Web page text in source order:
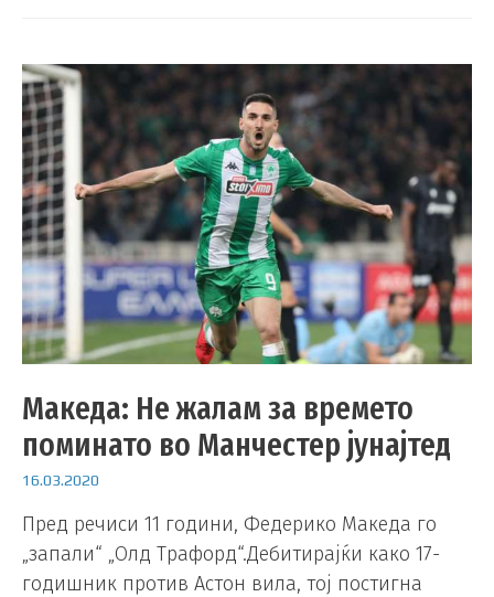
Македа: Не жалам за времето
поминато во Манчестер јунајтед
16.03.2020
Пред речиси 11 години, Федерико Македа го
„запали“ „Олд Трафорд“.Дебитирајќи како 17-
годишник против Астон вила, тој постигна